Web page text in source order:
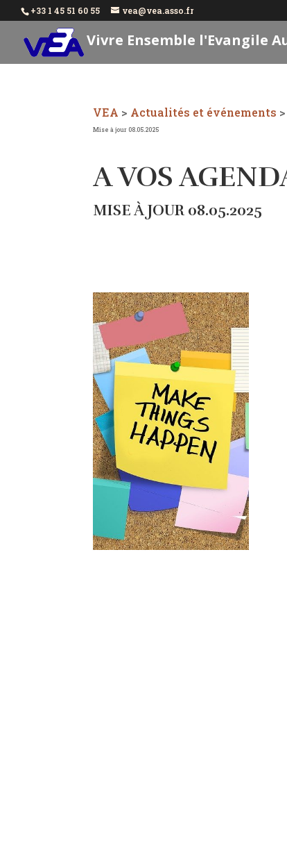
+33 1 45 51 60 55 vea@vea.asso.fr
Vivre Ensemble l'Evangile
VEA > Actualités et événements >
Mise à jour 08.05.2025
A VOS
MISE À JOUR 08.05.2025